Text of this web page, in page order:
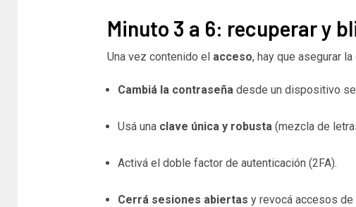
Minuto 3 a 6: recuperar y
Una vez contenido el acceso, hay que asegurar la
Cambiá la contraseñadesde un dispositivo
Usá una clave única y robusta(mezcla de
Activá el doble factor de autenticación (2FA).
Cerrá sesiones abiertas y revocá accesos